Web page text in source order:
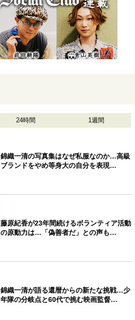
24時間 1週間
錦織一清の写真集はなぜ私服なのか…高級
ブランドをやめ等身大の自分を表現…
藤原紀香が23年間続けるボランティア活動
の原動力は…「偽善者だ」との声も…
錦織一清が語る還暦からの新たな挑戦…少
年隊の分岐点と60代で挑む映画監督…